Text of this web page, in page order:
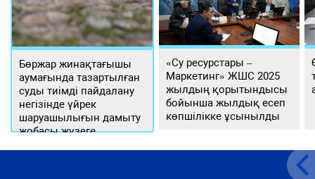
Бөржар жинақтағышы
аумағында тазартылған
суды тиімді пайдалану
негізінде үйрек
шаруашылығын дамыту
жобасы жүзеге
«Су ресурстары –
Маркетинг» ЖШС 2025
жылдың қорытындысы
бойынша жылдық есеп
көпшілікке ұсынылды